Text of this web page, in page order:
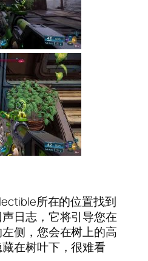
所在的位置找到
日志，它将引导您在
侧，您会在树上的高
在树叶下，很难看